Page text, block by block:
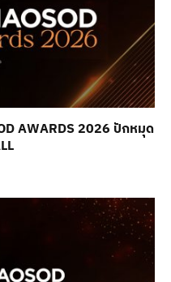
AWARDS 2026 ปักหมุด